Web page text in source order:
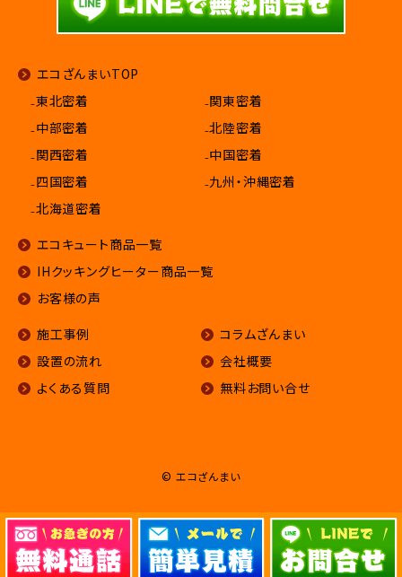
エコざんまいTOP
₋東北密着
₋関東密着
₋中部密着
₋北陸密着
₋関西密着
₋中国密着
₋四国密着
₋九州・沖縄密着
₋北海道密着
エコキュート商品一覧
IHクッキングヒーター商品一覧
お客様の声
施工事例
設置の流れ
よくある質問
コラムざんまい
会社概要
無料お問い合せ
© エコざんまい